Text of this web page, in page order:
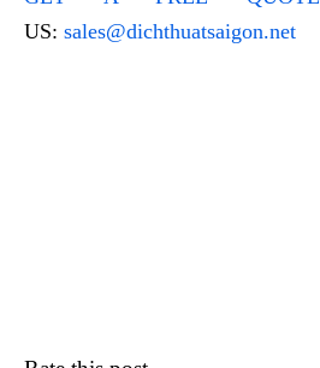
US: sales@dichthuatsaigon.net